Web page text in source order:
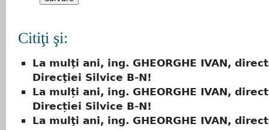
Citiţi şi:
La mulţi ani, ing. GHEORGHE IVAN,
Direcţiei Silvice B-N!
La mulți ani, ing. GHEORGHE IVAN,
Direcției Silvice B-N!
La mulţi ani, ing. GHEORGHE IVAN,